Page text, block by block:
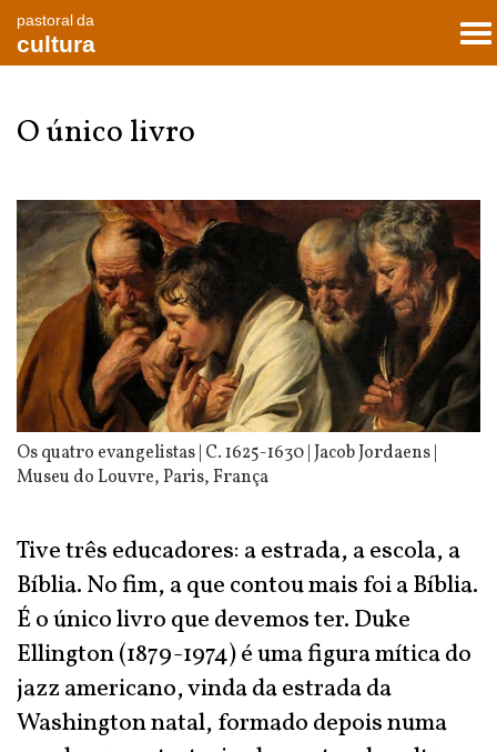
pastoral da
cultura
O único livro
Os quatro evangelistas | C. 1625-1630 | Jacob Jordaens |
Museu do Louvre, Paris, França
Tive três educadores: a estrada, a escola, a
Bíblia. No fim, a que contou mais foi a Bíblia.
É o único livro que devemos ter. Duke
Ellington (1879-1974) é uma figura mítica do
jazz americano, vinda da estrada da
Washington natal, formado depois numa